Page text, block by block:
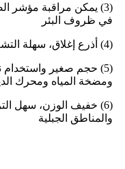
(3) يمكن مراقبة مؤشر
في ظروف البئر
(4) أذرع إغلاق، سهلة التشغيل، آمنة وموثوقة
(5) حجم صغير واستخدام
ومضخة المياه ومحرك
(6) خفيف الوزن، سهل
والمناطق الجبلية